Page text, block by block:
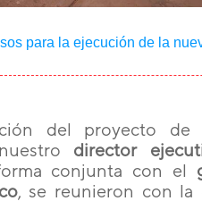
para la ejecución de la
del proyecto de
director
conjunta con el
, se reunieron con la